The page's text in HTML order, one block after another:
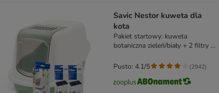
Savic Nestor kuweta dla
kota
Pakiet startowy: kuweta
botaniczna zieleń/biały + 2 filtry +
Pusto: 4.1/5 (2942)